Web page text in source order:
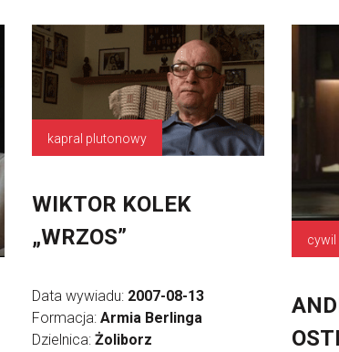
kapral plutonowy
WIKTOR KOLEK
„WRZOS”
Data wywiadu: 2007-08-13
Formacja: Armia Berlinga
Dzielnica: Żoliborz
cywil